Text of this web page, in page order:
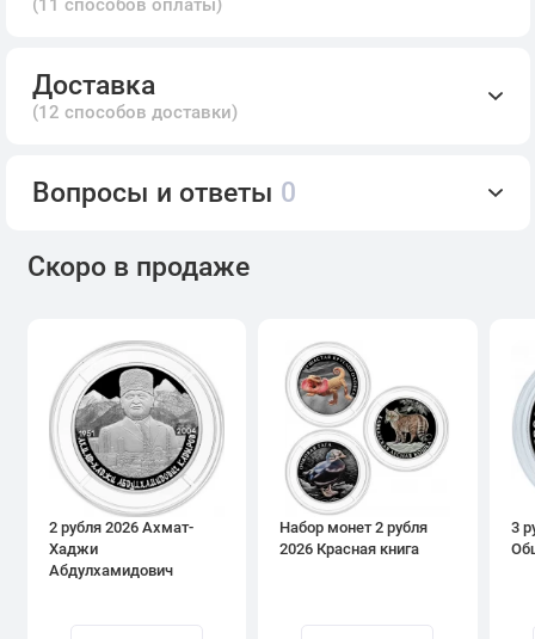
(11 способов оплаты)
Доставка
(12 способов доставки)
Вопросы и ответы 0
Скоро в продаже
2 рубля 2026 Ахмат-
Хаджи
Абдулхамидович
Набор монет 2 рубля
2026 Красная книга
3